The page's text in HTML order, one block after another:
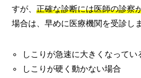
すが、 正確な診断には医師の診察
場合は、早めに医療機関を受診し
しこりが急速に大きくなってい
しこりが硬く動かない場合